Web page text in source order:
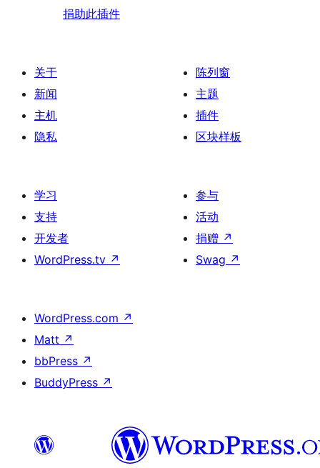
捐助此插件
关于
新闻
主机
隐私
陈列窗
主题
插件
区块样板
学习
支持
开发者
WordPress.tv ↗
参与
活动
捐赠 ↗
Swag ↗
WordPress.com ↗
Matt ↗
bbPress ↗
BuddyPress ↗